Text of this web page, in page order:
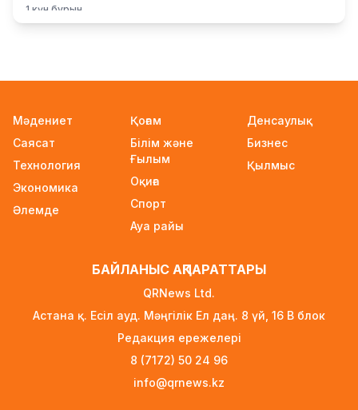
1 күн бұрын
тізімі жарияланды
Ауылға көшетін IT-мамандар мен
архивистерге 10,8 млн теңгеге дейін тұрғын үй
несиесі берілуі мүмкін
1 күн бұрын
Футболдан Қазақстан құрамасына жаңа бас
«Қазақтелекомның» екі қызметкері жұмыс
кезінде қаза тапты
1 күн бұрын
Трамп АҚШ-та туғандарға автоматты түрде
азаматтық беруді шектейтін жарлықтарға
Мәдениет
Саясат
Технология
Экономика
Әлемде
Қоғам
Білім және
Ғылым
Оқиға
Спорт
Ауа райы
Денсаулық
Бизнес
Қылмыс
БАЙЛАНЫС АҚПАРАТТАРЫ
QRNews Ltd.
Астана қ. Есіл ауд. Мәңгілік Ел даң. 8 үй, 16 B блок
Редакция ережелері
8 (7172) 50 24 96
info@qrnews.kz